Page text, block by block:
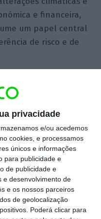
privacidade
e/ou acedemos
cookies, e processamos
únicos e informações
para publicidade e
de publicidade e
e desenvolvimento de
e os nossos parceiros
de geolocalização
Poderá clicar para
e financeira,
um papel central
de risco e de
do processo é o
de plataformas
e o Catastrophe
um mecanismo
(Unique Event
permitem a
e sistemática de
a catástrofes